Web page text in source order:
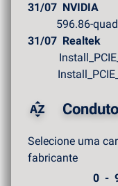
31/07 NVIDIA
31/07 Realtek
Selecione uma
fabricante
0 -